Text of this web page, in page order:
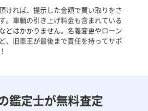
ければ、提示した金額で買い取りをさ
。車輌の引き上げ料金も含まれている
どはかかりません。名義変更やローン
、旧車王が最後まで責任を持ってサポ
鑑定士が無料査定